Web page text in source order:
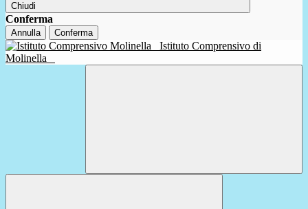
Chiudi
Conferma
Annulla Conferma
Istituto Comprensivo di
Molinella